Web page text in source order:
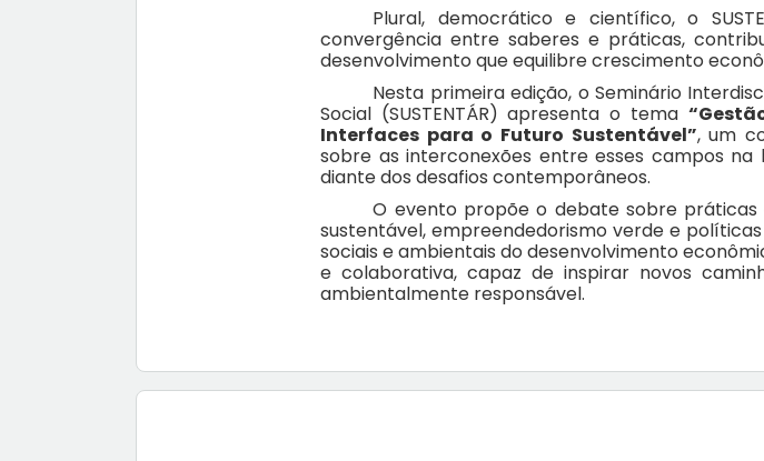
Plural, democrático e científico, o
convergência entre saberes e práticas,
desenvolvimento que equilibre crescimento
Nesta primeira edição, o Seminário
Social (SUSTENTÁR) apresenta o tema
Interfaces para o Futuro Sustentável”, um
sobre as interconexões entre esses campos na
diante dos desafios contemporâneos.
O evento propõe o debate sobre práticas
sustentável, empreendedorismo verde e
sociais e ambientais do desenvolvimento
e colaborativa, capaz de inspirar novos
ambientalmente responsável.